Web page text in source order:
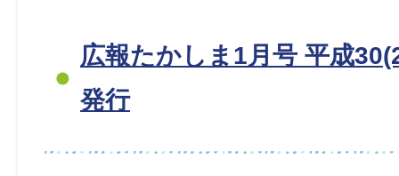
広報たかしま1月号 平成
発行